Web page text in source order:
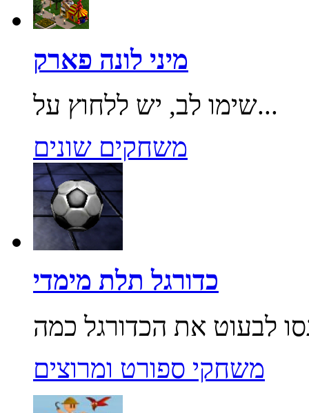
מיני לונה פארק
שימו לב, יש ללחוץ על...
משחקים שונים
כדורגל תלת מימדי
משחקי ספורט ומרוצים